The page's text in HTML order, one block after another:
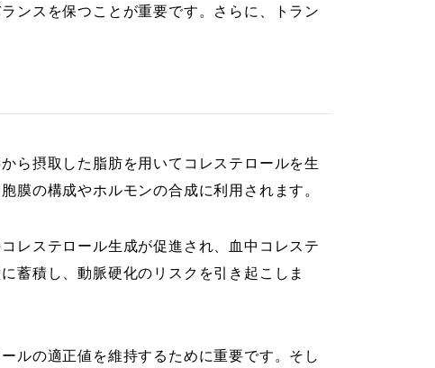
ンスを保つことが重要です。さらに、トラン
ら摂取した脂肪を用いてコレステロールを生
膜の構成やホルモンの合成に利用されます。
レステロール生成が促進され、血中コレステ
蓄積し、動脈硬化のリスクを引き起こしま
ルの適正値を維持するために重要です。そし